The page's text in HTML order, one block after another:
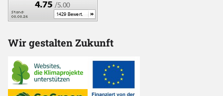
Wir gestalten Zukunft